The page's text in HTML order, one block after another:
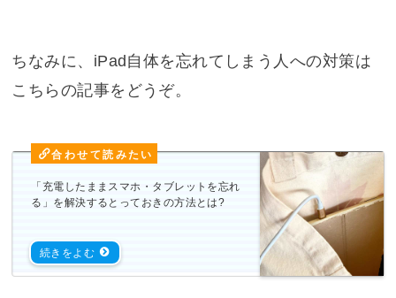
ちなみに、iPad自体を忘れてしまう人への対策は
こちらの記事をどうぞ。
「充電したままスマホ・タブレットを忘れ
る」を解決するとっておきの方法とは?